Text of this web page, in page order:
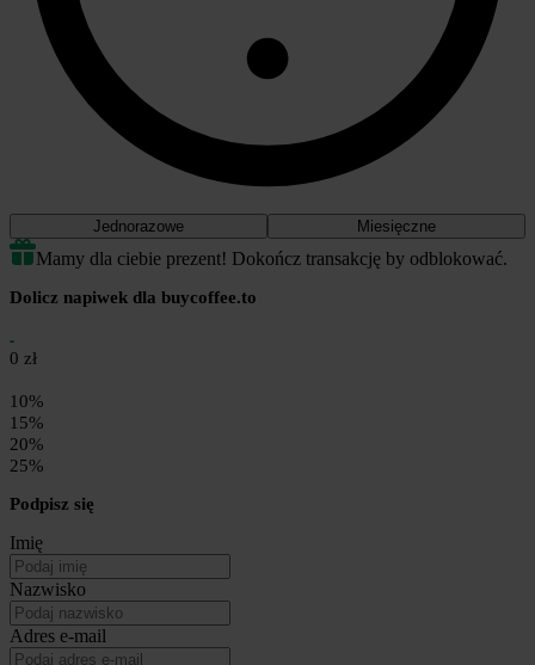
Jednorazowe Miesięczne
Mamy dla ciebie prezent! Dokończ transakcję by odblokować.
Dolicz napiwek dla buycoffee.to
0 zł
10%
15%
20%
25%
Podpisz się
Imię
Nazwisko
Adres e-mail